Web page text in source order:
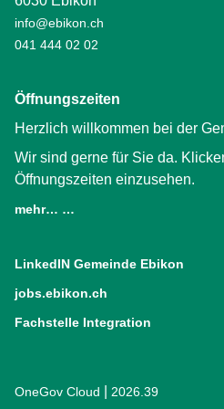
info@ebikon.ch
041 444 02 02
Öffnungszeiten
Herzlich willkommen bei der
Wir sind gerne für Sie da.
Öffnungszeiten einzusehen.
mehr… …
LinkedIN Gemeinde Ebikon
jobs.ebikon.ch
Fachstelle Integration
OneGov Cloud (External Link)
2026.39